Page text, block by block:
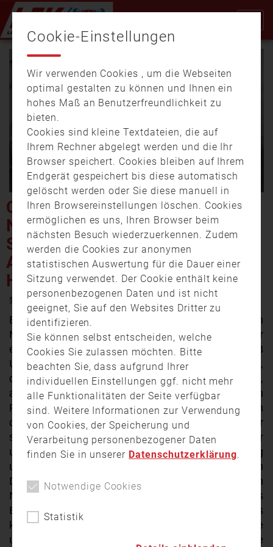
Video
CANDLELIGHT-FRÜHSTÜCK
NACH TRAFOBRAND –
STROMAUSFALL IN
ASCHAFFENBURG LEGT
HALBE INNENSTADT LAHM
25. Juni 2025 17:20
Ein Brand in einer Trafostation hat am
Mittwochmorgen in Aschaffenburg für
erhebliche Stromausfälle gesorgt. Gegen 8
Uhr ging die Station an der Löherstraße,
direkt am Parkplatz des Hotels „Wilder Mann“,
aufgrund eines technischen Defekts in
Flammen auf. Dichte Rauchschwaden zogen
durch die Innenstadt. Die Feuerwehr war
schnell vor Ort, ging unter Atemschutz vor
und konnte das Feuer mit CO₂-Löschern zügig
unter Kontrolle bringen. Auch ein Glutnest im
Dachbereich der Station wurde bei den
Nachlöscharbeiten gelöscht. Während des
Einsatzes war die Löherstraße stadteinwärts
komplett gesperrt, der Verkehr musste
umgeleitet werden. Der Stromversorger leitete
Cookie-Einstellungen
Wir verwenden Cookies , um die Webseiten
optimal gestalten zu können und Ihnen ein
hohes Maß an Benutzerfreundlichkeit zu
bieten.
Cookies sind kleine Textdateien, die auf
Ihrem Rechner abgelegt werden und die Ihr
Browser speichert. Cookies bleiben auf Ihrem
Endgerät gespeichert bis diese automatisch
gelöscht werden oder Sie diese manuell in
Ihren Browsereinstellungen löschen. Cookies
ermöglichen es uns, Ihren Browser beim
nächsten Besuch wiederzuerkennen. Zudem
werden die Cookies zur anonymen
statistischen Auswertung für die Dauer einer
Sitzung verwendet. Der Cookie enthält keine
personenbezogenen Daten und ist nicht
geeignet, Sie auf den Websites Dritter zu
identifizieren.
Sie können selbst entscheiden, welche
Cookies Sie zulassen möchten. Bitte
beachten Sie, dass aufgrund Ihrer
individuellen Einstellungen ggf. nicht mehr
alle Funktionalitäten der Seite verfügbar
sind. Weitere Informationen zur Verwendung
von Cookies, der Speicherung und
Verarbeitung personenbezogener Daten
finden Sie in unserer Datenschutzerklärung.
Notwendige Cookies
Statistik